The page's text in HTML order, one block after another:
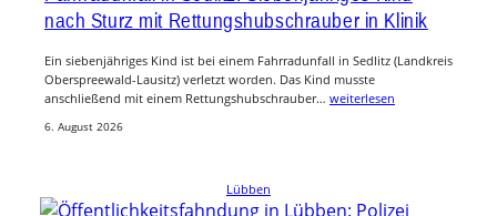
nach Sturz mit Rettungshubschrauber in Klinik
Ein siebenjähriges Kind ist bei einem Fahrradunfall in Sedlitz (Landkreis
Oberspreewald-Lausitz) verletzt worden. Das Kind musste
anschließend mit einem Rettungshubschrauber… weiterlesen
6. August 2026
Lübben